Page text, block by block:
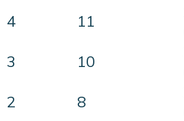
4
11
3
10
2
8